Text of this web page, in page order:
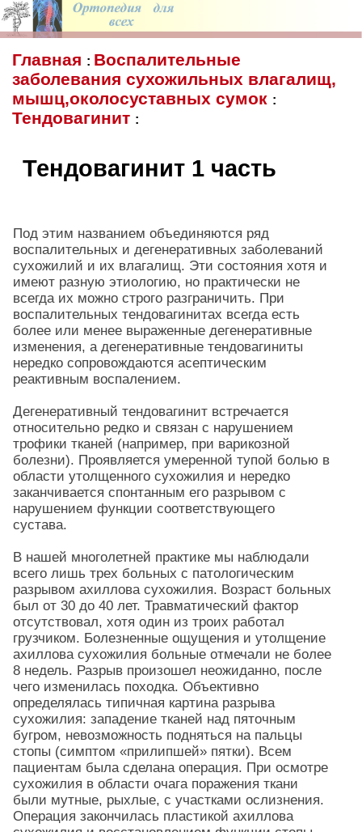
Главная : Воспалительные
заболевания сухожильных влагалищ,
мышц,околосуставных сумок :
Тендовагинит :
Тендовагинит 1 часть
Под этим названием объединяются ряд
воспалительных и дегенеративных заболеваний
сухожилий и их влагалищ. Эти состояния хотя и
имеют разную этиологию, но практически не
всегда их можно строго разграничить. При
воспалительных тендовагинитах всегда есть
более или менее выраженные дегенеративные
изменения, а дегенеративные тендовагиниты
нередко сопровождаются асептическим
реактивным воспалением.
Дегенеративный тендовагинит встречается
относительно редко и связан с нарушением
трофики тканей (например, при варикозной
болезни). Проявляется умеренной тупой болью в
области утолщенного сухожилия и нередко
заканчивается спонтанным его разрывом с
нарушением функции соответствующего
сустава.
В нашей многолетней практике мы наблюдали
всего лишь трех больных с патологическим
разрывом ахиллова сухожилия. Возраст больных
был от 30 до 40 лет. Травматический фактор
отсутствовал, хотя один из троих работал
грузчиком. Болезненные ощущения и утолщение
ахиллова сухожилия больные отмечали не более
8 недель. Разрыв произошел неожиданно, после
чего изменилась походка. Объективно
определялась типичная картина разрыва
сухожилия: западение тканей над пяточным
бугром, невозможность подняться на пальцы
стопы (симптом «прилипшей» пятки). Всем
пациентам была сделана операция. При осмотре
сухожилия в области очага поражения ткани
были мутные, рыхлые, с участками ослизнения.
Операция закончилась пластикой ахиллова